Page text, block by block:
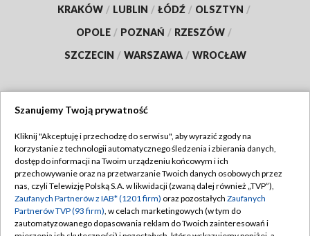
KRAKÓW / LUBLIN / ŁÓDŹ / OLSZTYN /
OPOLE / POZNAŃ / RZESZÓW /
SZCZECIN / WARSZAWA / WROCŁAW
TVP
Abonament TVP
Emisja w TVP
Centrum informacji TVP
Regulamin TVP
Polityka prywatności
Moje zgody
Szanujemy Twoją prywatność
Kliknij "Akceptuję i przechodzę do serwisu", aby wyrazić zgody na
korzystanie z technologii automatycznego śledzenia i zbierania danych,
dostęp do informacji na Twoim urządzeniu końcowym i ich
przechowywanie oraz na przetwarzanie Twoich danych osobowych przez
nas, czyli Telewizję Polską S.A. w likwidacji (zwaną dalej również „TVP”),
Zaufanych Partnerów z IAB* (1201 firm) oraz pozostałych Zaufanych
Partnerów TVP (93 firm), w celach marketingowych (w tym do
zautomatyzowanego dopasowania reklam do Twoich zainteresowań i